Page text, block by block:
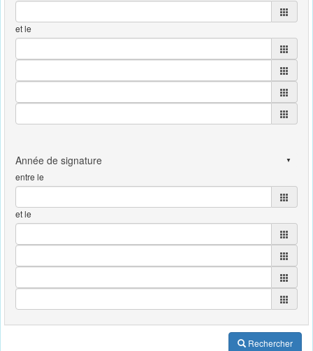
et le
entre le
et le
Rechercher